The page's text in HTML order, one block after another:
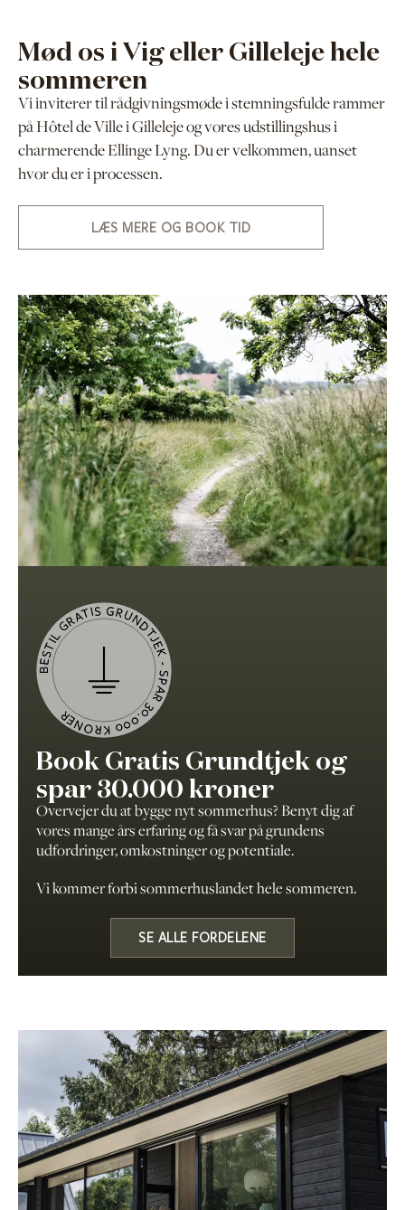
Mød os i Vig eller Gilleleje hele
sommeren
Vi inviterer til rådgivningsmøde i stemningsfulde rammer
på Hôtel de Ville i Gilleleje og vores udstillingshus i
charmerende Ellinge Lyng. Du er velkommen, uanset
hvor du er i processen.
LÆS MERE OG BOOK TID
BESTIL GRATIS GRUNDTJEK - SPAR 30.000 KRONER
Book Gratis Grundtjek og
spar 30.000 kroner
Overvejer du at bygge nyt sommerhus? Benyt dig af
vores mange års erfaring og få svar på grundens
udfordringer, omkostninger og potentiale.
Vi kommer forbi sommerhuslandet hele sommeren.
SE ALLE FORDELENE